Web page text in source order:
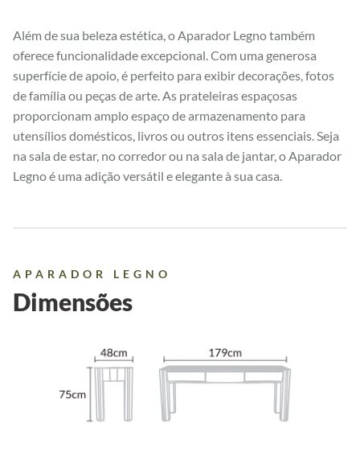
Além de sua beleza estética, o Aparador Legno também
oferece funcionalidade excepcional. Com uma generosa
superfície de apoio, é perfeito para exibir decorações, fotos
de família ou peças de arte. As prateleiras espaçosas
proporcionam amplo espaço de armazenamento para
utensílios domésticos, livros ou outros itens essenciais. Seja
na sala de estar, no corredor ou na sala de jantar, o Aparador
Legno é uma adição versátil e elegante à sua casa.
APARADOR LEGNO
Dimensões